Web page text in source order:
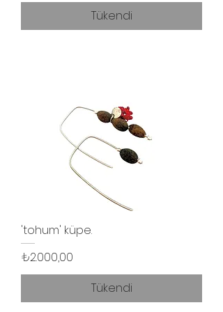
Tükendi
'tohum' küpe.
Fiyat
₺2.000,00
Tükendi